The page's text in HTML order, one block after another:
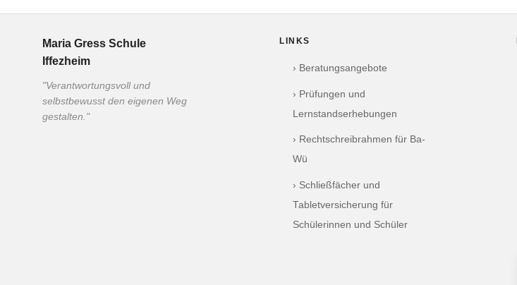
Maria Gress Schule
Iffezheim
"Verantwortungsvoll und
selbstbewusst den eigenen Weg
gestalten."
LINKS
› Beratungsangebote
› Prüfungen und
Lernstandserhebungen
› Rechtschreibrahmen für Ba-
Wü
› Schließfächer und
Tabletversicherung für
Schülerinnen und Schüler